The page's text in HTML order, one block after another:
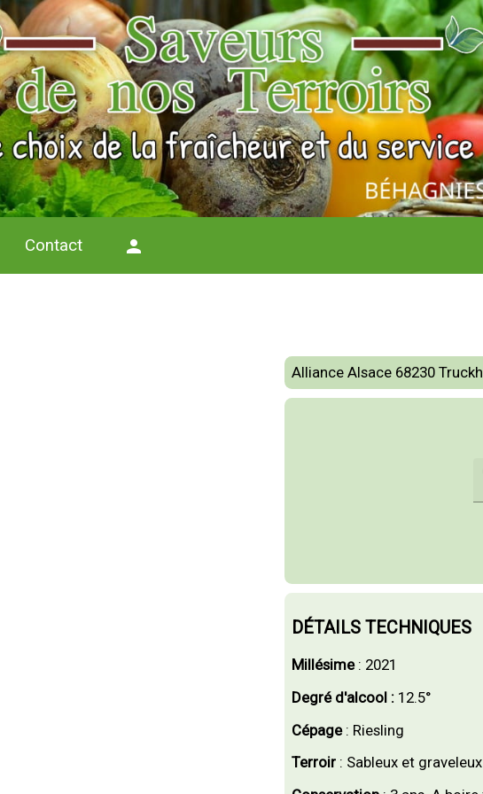
Contact person
Alliance Alsace 68230
DÉTAILS TECHNIQUES
Millésime : 2021
Degré d'alcool : 12.5°
Cépage: Riesling
Terroir : Sableux et graveleux